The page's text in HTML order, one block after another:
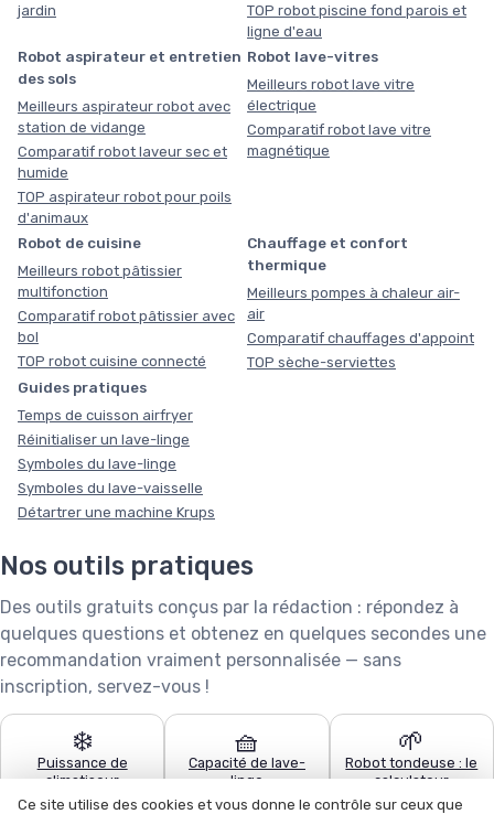
jardin
TOP robot piscine fond parois et
ligne d'eau
Robot aspirateur et entretien
des sols
Meilleurs aspirateur robot avec
station de vidange
Comparatif robot laveur sec et
humide
TOP aspirateur robot pour poils
d'animaux
Robot lave-vitres
Meilleurs robot lave vitre
électrique
Comparatif robot lave vitre
magnétique
Robot de cuisine
Meilleurs robot pâtissier
multifonction
Comparatif robot pâtissier avec
bol
TOP robot cuisine connecté
Chauffage et confort
thermique
Meilleurs pompes à chaleur air-
air
Comparatif chauffages d'appoint
TOP sèche-serviettes
Guides pratiques
Temps de cuisson airfryer
Réinitialiser un lave-linge
Symboles du lave-linge
Symboles du lave-vaisselle
Détartrer une machine Krups
Nos outils pratiques
Des outils gratuits conçus par la rédaction : répondez à
quelques questions et obtenez en quelques secondes une
recommandation vraiment personnalisée — sans
inscription, servez-vous !
❄️
Puissance de
climatiseur
🧺
Capacité de lave-
linge
🌱
Robot tondeuse : le
calculateur
Ce site utilise des cookies et vous donne le contrôle sur ceux que